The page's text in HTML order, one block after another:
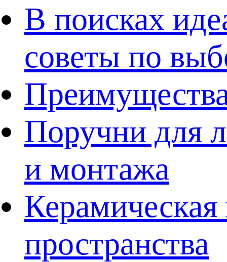
В поисках
советы по
Поручни для
и монтажа
пространства